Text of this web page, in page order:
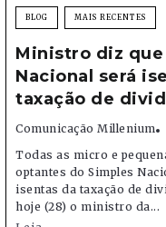
BLOG MAIS RECENTES
Ministro diz
Nacional será
taxação de
Comunicação Millenium
Todas as micro e
optantes do Simples
isentas da taxação de
hoje (28) o ministro da...